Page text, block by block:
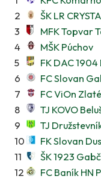
2
ŠK LR
3
MFK Topvar
4
MŠK Púchov
5
FK DAC
6
FC Slovan
7
FC ViOn
8
TJ KOVO
9
TJ
10
FK Slovan
11
ŠK 1923
12
FC Baník HN